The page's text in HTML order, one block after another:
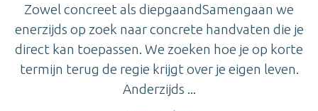
Zowel concreet als diepgaandSamengaan we
enerzijds op zoek naar concrete handvaten die je
direct kan toepassen. We zoeken hoe je op korte
termijn terug de regie krijgt over je eigen leven.
Anderzijds ...